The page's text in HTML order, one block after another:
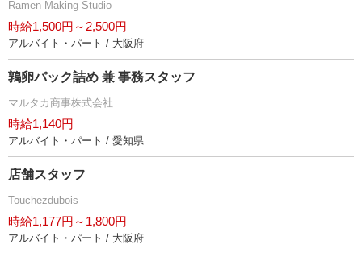
Ramen Making Studio
時給1,500円～2,500円
アルバイト・パート / 大阪府
鶉卵パック詰め 兼 事務スタッフ
マルタカ商事株式会社
時給1,140円
アルバイト・パート / 愛知県
店舗スタッフ
Touchezdubois
時給1,177円～1,800円
アルバイト・パート / 大阪府